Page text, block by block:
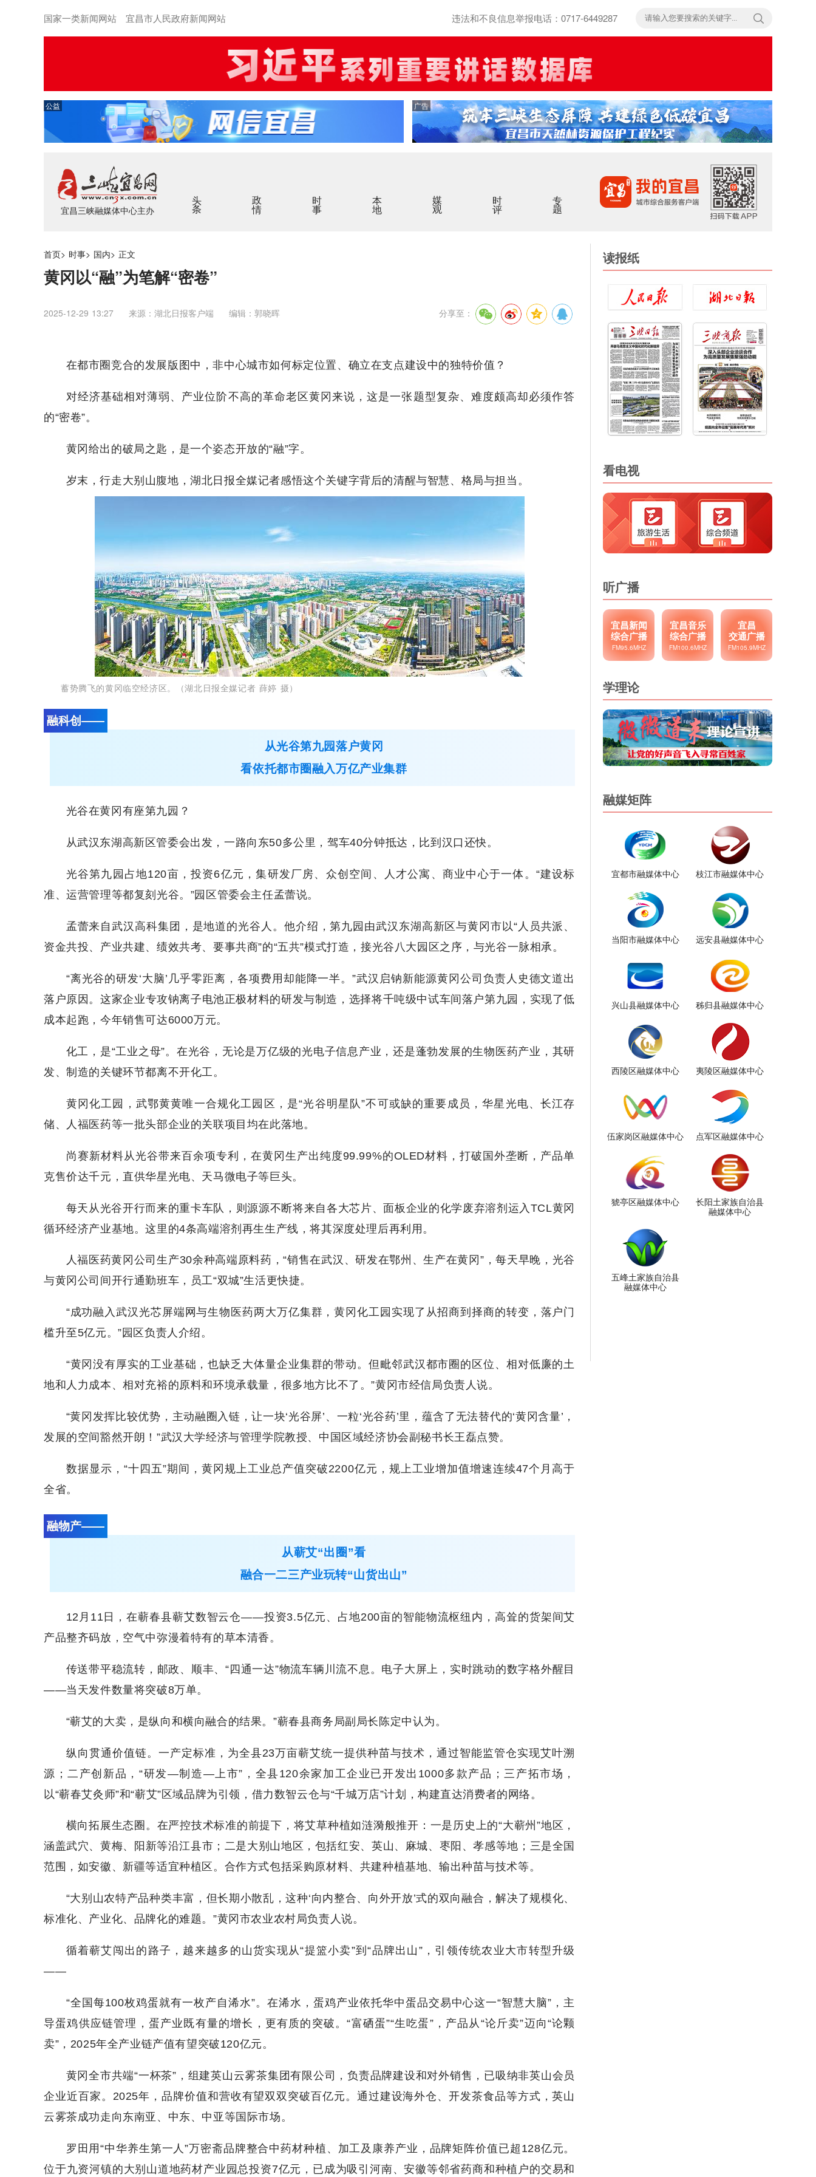
国家一类新闻网站 宜昌市人民政府新闻网站 违法和不良信息举报电话：0717-6449287
公益 广告
宜昌三峡融媒体中心主办
头条 政情 时事 本地 媒观 时评 专题
首页> 时事> 国内> 正文
黄冈以“融”为笔解“密卷”
2025-12-29 13:27 来源：湖北日报客户端 编辑：郭晓晖 分享至：
在都市圈竞合的发展版图中，非中心城市如何标定位置、确立在支点建设中的独特价值？
对经济基础相对薄弱、产业位阶不高的革命老区黄冈来说，这是一张题型复杂、难度颇高却必须作答
的“密卷”。
黄冈给出的破局之匙，是一个姿态开放的“融”字。
岁末，行走大别山腹地，湖北日报全媒记者感悟这个关键字背后的清醒与智慧、格局与担当。
蓄势腾飞的黄冈临空经济区。（湖北日报全媒记者 薛婷 摄）
融科创——
从光谷第九园落户黄冈
看依托都市圈融入万亿产业集群
光谷在黄冈有座第九园？
从武汉东湖高新区管委会出发，一路向东50多公里，驾车40分钟抵达，比到汉口还快。
光谷第九园占地120亩，投资6亿元，集研发厂房、众创空间、人才公寓、商业中心于一体。“建设标
准、运营管理等都复刻光谷。”园区管委会主任孟蕾说。
孟蕾来自武汉高科集团，是地道的光谷人。他介绍，第九园由武汉东湖高新区与黄冈市以“人员共派、
资金共投、产业共建、绩效共考、要事共商”的“五共”模式打造，接光谷八大园区之序，与光谷一脉相承。
“离光谷的研发‘大脑’几乎零距离，各项费用却能降一半。”武汉启钠新能源黄冈公司负责人史德文道出
落户原因。这家企业专攻钠离子电池正极材料的研发与制造，选择将千吨级中试车间落户第九园，实现了低
成本起跑，今年销售可达6000万元。
化工，是“工业之母”。在光谷，无论是万亿级的光电子信息产业，还是蓬勃发展的生物医药产业，其研
发、制造的关键环节都离不开化工。
黄冈化工园，武鄂黄黄唯一合规化工园区，是“光谷明星队”不可或缺的重要成员，华星光电、长江存
储、人福医药等一批头部企业的关联项目均在此落地。
尚赛新材料从光谷带来百余项专利，在黄冈生产出纯度99.99%的OLED材料，打破国外垄断，产品单
克售价达千元，直供华星光电、天马微电子等巨头。
每天从光谷开行而来的重卡车队，则源源不断将来自各大芯片、面板企业的化学废弃溶剂运入TCL黄冈
循环经济产业基地。这里的4条高端溶剂再生生产线，将其深度处理后再利用。
人福医药黄冈公司生产30余种高端原料药，“销售在武汉、研发在鄂州、生产在黄冈”，每天早晚，光谷
与黄冈公司间开行通勤班车，员工“双城”生活更快捷。
“成功融入武汉光芯屏端网与生物医药两大万亿集群，黄冈化工园实现了从招商到择商的转变，落户门
槛升至5亿元。”园区负责人介绍。
“黄冈没有厚实的工业基础，也缺乏大体量企业集群的带动。但毗邻武汉都市圈的区位、相对低廉的土
地和人力成本、相对充裕的原料和环境承载量，很多地方比不了。”黄冈市经信局负责人说。
“黄冈发挥比较优势，主动融圈入链，让一块‘光谷屏’、一粒‘光谷药’里，蕴含了无法替代的‘黄冈含量’，
发展的空间豁然开朗！”武汉大学经济与管理学院教授、中国区域经济协会副秘书长王磊点赞。
数据显示，“十四五”期间，黄冈规上工业总产值突破2200亿元，规上工业增加值增速连续47个月高于
全省。
融物产——
从蕲艾“出圈”看
融合一二三产业玩转“山货出山”
12月11日，在蕲春县蕲艾数智云仓——投资3.5亿元、占地200亩的智能物流枢纽内，高耸的货架间艾
产品整齐码放，空气中弥漫着特有的草本清香。
传送带平稳流转，邮政、顺丰、“四通一达”物流车辆川流不息。电子大屏上，实时跳动的数字格外醒目
——当天发件数量将突破8万单。
“蕲艾的大卖，是纵向和横向融合的结果。”蕲春县商务局副局长陈定中认为。
纵向贯通价值链。一产定标准，为全县23万亩蕲艾统一提供种苗与技术，通过智能监管仓实现艾叶溯
源；二产创新品，“研发—制造—上市”，全县120余家加工企业已开发出1000多款产品；三产拓市场，
以“蕲春艾灸师”和“蕲艾”区域品牌为引领，借力数智云仓与“千城万店”计划，构建直达消费者的网络。
横向拓展生态圈。在严控技术标准的前提下，将艾草种植如涟漪般推开：一是历史上的“大蕲州”地区，
涵盖武穴、黄梅、阳新等沿江县市；二是大别山地区，包括红安、英山、麻城、枣阳、孝感等地；三是全国
范围，如安徽、新疆等适宜种植区。合作方式包括采购原材料、共建种植基地、输出种苗与技术等。
“大别山农特产品种类丰富，但长期小散乱，这种‘向内整合、向外开放’式的双向融合，解决了规模化、
标准化、产业化、品牌化的难题。”黄冈市农业农村局负责人说。
循着蕲艾闯出的路子，越来越多的山货实现从“提篮小卖”到“品牌出山”，引领传统农业大市转型升级
——
“全国每100枚鸡蛋就有一枚产自浠水”。在浠水，蛋鸡产业依托华中蛋品交易中心这一“智慧大脑”，主
导蛋鸡供应链管理，蛋产业既有量的增长，更有质的突破。“富硒蛋”“生吃蛋”，产品从“论斤卖”迈向“论颗
卖”，2025年全产业链产值有望突破120亿元。
黄冈全市共端“一杯茶”，组建英山云雾茶集团有限公司，负责品牌建设和对外销售，已吸纳非英山会员
企业近百家。2025年，品牌价值和营收有望双双突破百亿元。通过建设海外仓、开发茶食品等方式，英山
云雾茶成功走向东南亚、中东、中亚等国际市场。
罗田用“中华养生第一人”万密斋品牌整合中药材种植、加工及康养产业，品牌矩阵价值已超128亿元。
位于九资河镇的大别山道地药材产业园总投资7亿元，已成为吸引河南、安徽等邻省药商和种植户的交易和
读报纸
看电视
听广播
宜昌新闻
综合广播
FM95.6MHZ
宜昌音乐
综合广播
FM100.6MHZ
宜昌
交通广播
FM105.9MHZ
学理论
融媒矩阵
宜都市融媒体中心 枝江市融媒体中心
当阳市融媒体中心 远安县融媒体中心
兴山县融媒体中心 秭归县融媒体中心
西陵区融媒体中心 夷陵区融媒体中心
伍家岗区融媒体中心 点军区融媒体中心
猇亭区融媒体中心
长阳土家族自治县
融媒体中心
五峰土家族自治县
融媒体中心